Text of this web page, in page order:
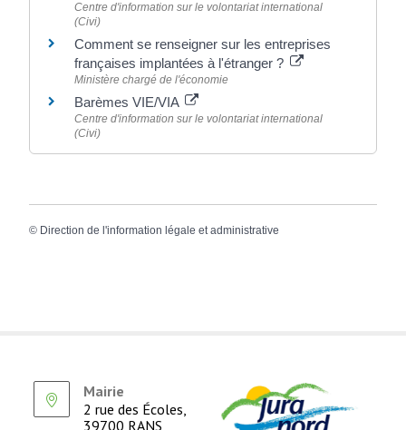
Centre d'information sur le volontariat international
(Civi)
Comment se renseigner sur les entreprises
françaises implantées à l'étranger ?
Ministère chargé de l'économie
Barèmes VIE/VIA
Centre d'information sur le volontariat international
(Civi)
© Direction de l'information légale et administrative
Mairie
2 rue des Écoles,
39700 RANS